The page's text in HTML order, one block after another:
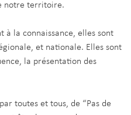
notre territoire.
à la connaissance, elles sont
et nationale. Elles sont
la présentation des
toutes et tous, de “Pas de